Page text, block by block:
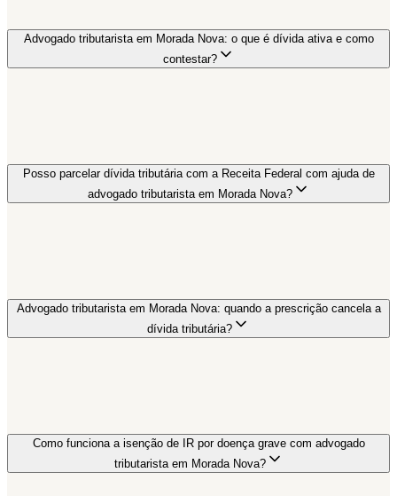
Advogado tributarista em Morada Nova: o que é dívida ativa e como
contestar?
Posso parcelar dívida tributária com a Receita Federal com ajuda de
advogado tributarista em Morada Nova?
Advogado tributarista em Morada Nova: quando a prescrição cancela a
dívida tributária?
Como funciona a isenção de IR por doença grave com advogado
tributarista em Morada Nova?